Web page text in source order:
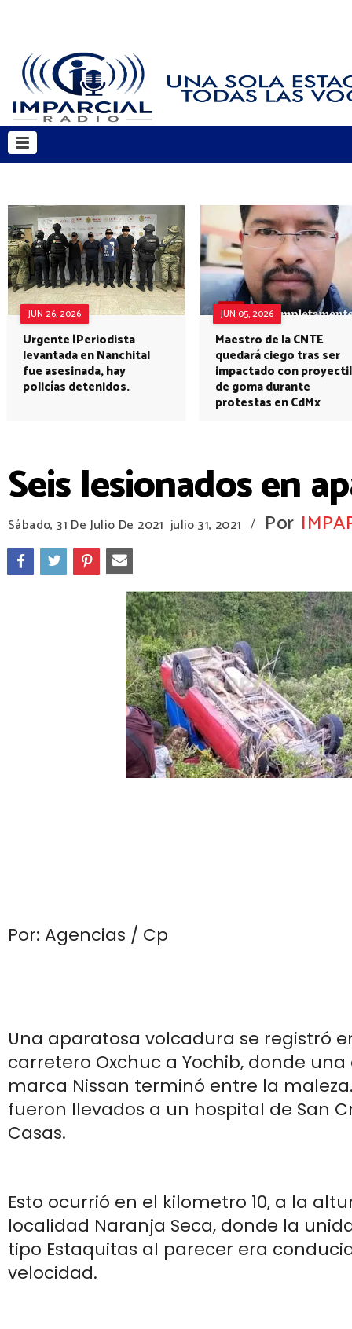
JUN 26, 2026
Urgente |Periodista
levantada en Nanchital
fue asesinada, hay
policías detenidos.
JUN 05, 2026
Maestro de la CNTE
quedará ciego tras ser
impactado con proyectil
de goma durante
protestas en CdMx
Seis lesionados en
Sábado, 31 De Julio De 2021 julio 31, 2021 / Por
Por: Agencias / Cp
Una aparatosa volcadura se registró
carretero Oxchuc a Yochib, donde
marca Nissan terminó entre la
fueron llevados a un hospital de San
Casas.
Esto ocurrió en el kilometro 10, a la
localidad Naranja Seca, donde la
tipo Estaquitas al parecer era
velocidad.